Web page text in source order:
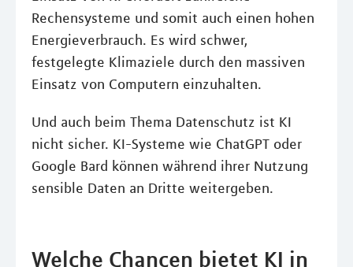
Rechensysteme und somit auch einen hohen
Energieverbrauch. Es wird schwer,
festgelegte Klimaziele durch den massiven
Einsatz von Computern einzuhalten.
Und auch beim Thema Datenschutz ist KI
nicht sicher. KI-Systeme wie ChatGPT oder
Google Bard können während ihrer Nutzung
sensible Daten an Dritte weitergeben.
Welche Chancen bietet KI in